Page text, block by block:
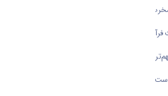
و غیر قابل کنترلی دارد که از نقاط ضعف این
روش عصر حاضر، روش جداسازی غشایی
و تعداد کمی از کشور‌های پیشرفته به آن